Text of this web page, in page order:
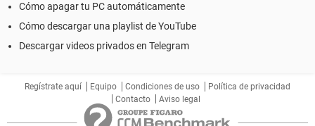
Cómo apagar tu PC automáticamente
Cómo descargar una playlist de YouTube
Descargar videos privados en Telegram
Regístrate aquí Equipo Condiciones de uso
Política de privacidad
Contacto
Aviso legal